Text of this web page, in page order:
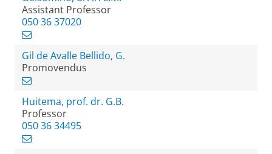
Assistant Professor
050 36 37020
Gil de Avalle Bellido, G.
Promovendus
Huitema, prof. dr. G.B.
Professor
050 36 34495